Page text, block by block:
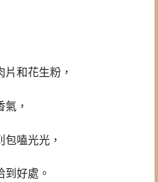
和花生粉，
，
包嗑光光，
到好處。